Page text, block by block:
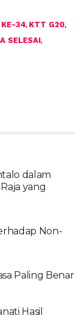
34, KTT G20,
SELESAI,
dalam
yang
Non-
Paling Benar
Hasil